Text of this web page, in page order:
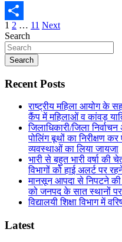
Share
Posts
pagination
1 2 … 11 Next
Search
Search
Recent Posts
राष्ट्रीय महिला आयोग के
कैंप में महिलाओं व कांवड़
जिलाधिकारी/जिला
पोलिंग बूथों का निरीक्षण
व्यवस्थाओं का लिया जायजा
भारी से बहुत भारी वर्षा
विभागों को हाई अलर्ट पर
मानसून आपदा से निपटने की
को जनपद के सात स्थानों
विद्यालयी शिक्षा विभाग में
Latest